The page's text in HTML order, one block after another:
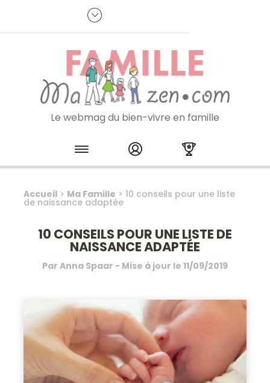
Je m'inscris à la newsletter
Le webmag du bien-vivre en famille
Skip to content
Accueil > Ma Famille >10 conseils pour une liste
de naissance adaptée
10 CONSEILS POUR UNE LISTE DE
NAISSANCE ADAPTÉE
Par Anna Spaar - Mise à jour le 11/09/2019
Panneau de gestion des cookies